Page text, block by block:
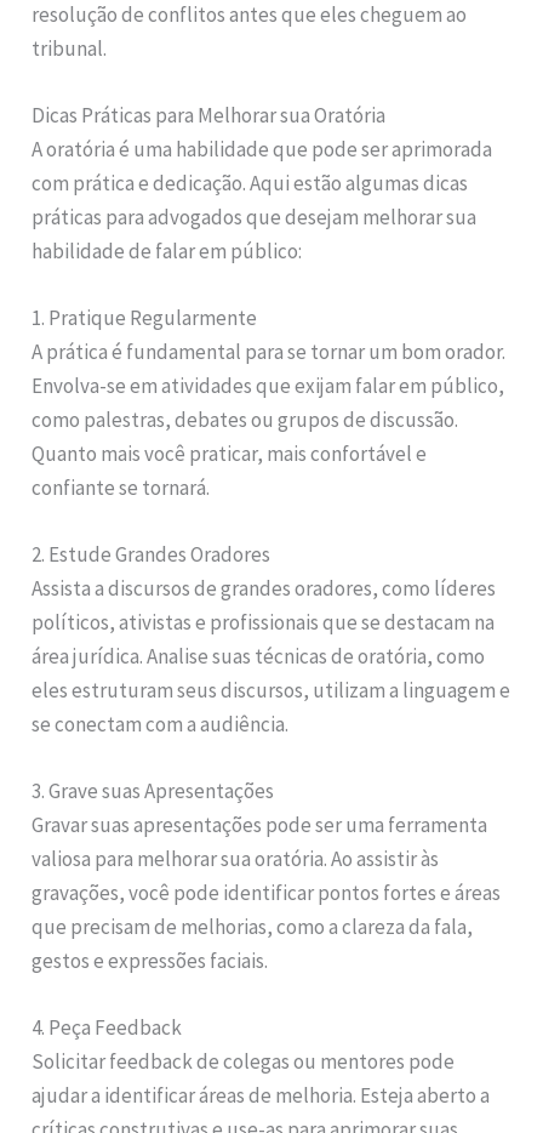
resolução de conflitos antes que eles cheguem ao
tribunal.
Dicas Práticas para Melhorar sua Oratória
A oratória é uma habilidade que pode ser aprimorada
com prática e dedicação. Aqui estão algumas dicas
práticas para advogados que desejam melhorar sua
habilidade de falar em público:
1. Pratique Regularmente
A prática é fundamental para se tornar um bom orador.
Envolva-se em atividades que exijam falar em público,
como palestras, debates ou grupos de discussão.
Quanto mais você praticar, mais confortável e
confiante se tornará.
2. Estude Grandes Oradores
Assista a discursos de grandes oradores, como líderes
políticos, ativistas e profissionais que se destacam na
área jurídica. Analise suas técnicas de oratória, como
eles estruturam seus discursos, utilizam a linguagem e
se conectam com a audiência.
3. Grave suas Apresentações
Gravar suas apresentações pode ser uma ferramenta
valiosa para melhorar sua oratória. Ao assistir às
gravações, você pode identificar pontos fortes e áreas
que precisam de melhorias, como a clareza da fala,
gestos e expressões faciais.
4. Peça Feedback
Solicitar feedback de colegas ou mentores pode
ajudar a identificar áreas de melhoria. Esteja aberto a